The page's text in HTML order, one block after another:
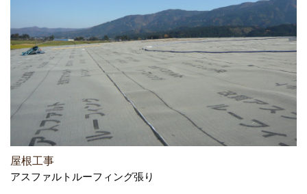
屋根工事
アスファルトルーフィング張り